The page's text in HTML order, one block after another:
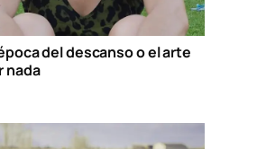
del descanso o el arte
nada